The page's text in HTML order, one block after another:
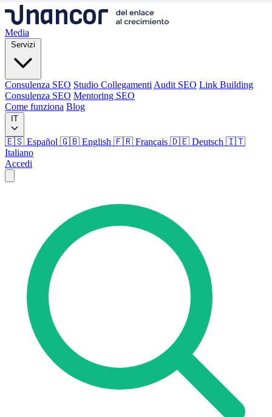
Media
Servizi
Consulenza SEO Studio Collegamenti Audit SEO Link Building
Consulenza SEO Mentoring SEO
Come funziona Blog
IT
🇪🇸 Español 🇬🇧 English 🇫🇷 Français 🇩🇪 Deutsch 🇮🇹
Italiano
Accedi
Consulenza SEO Studio Collegamenti Audit SEO
Consulenza SEO
Come funziona
Lingua
🇪🇸 ES
🇬🇧 EN
Accedi